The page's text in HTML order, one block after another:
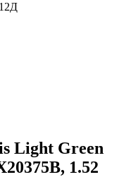
Light Green
1.52